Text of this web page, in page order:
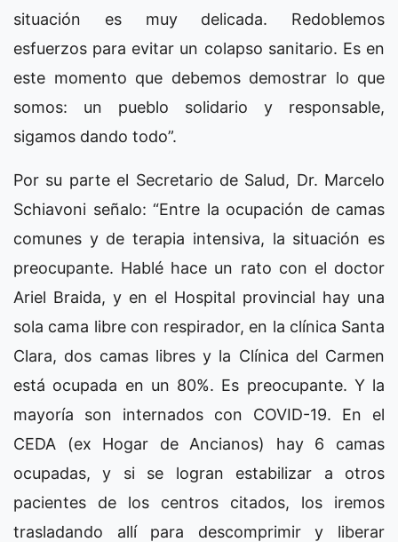
situación es muy delicada. Redoblemos
esfuerzos para evitar un colapso sanitario. Es en
este momento que debemos demostrar lo que
somos: un pueblo solidario y responsable,
sigamos dando todo”.
Por su parte el Secretario de Salud, Dr. Marcelo
Schiavoni señalo: “Entre la ocupación de camas
comunes y de terapia intensiva, la situación es
preocupante. Hablé hace un rato con el doctor
Ariel Braida, y en el Hospital provincial hay una
sola cama libre con respirador, en la clínica Santa
Clara, dos camas libres y la Clínica del Carmen
está ocupada en un 80%. Es preocupante. Y la
mayoría son internados con COVID-19. En el
CEDA (ex Hogar de Ancianos) hay 6 camas
ocupadas, y si se logran estabilizar a otros
pacientes de los centros citados, los iremos
trasladando allí para descomprimir y liberar